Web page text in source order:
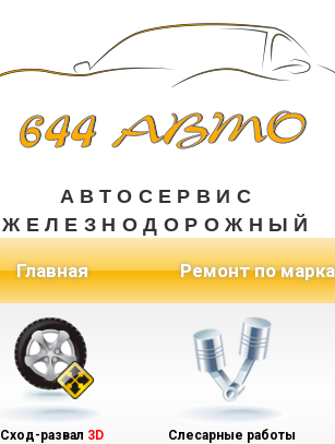
АВТОСЕРВИС
ЖЕЛЕЗНОДОРОЖНЫЙ
Главная(current) Ремонт по
Сход-развал 3D Слесарные работы